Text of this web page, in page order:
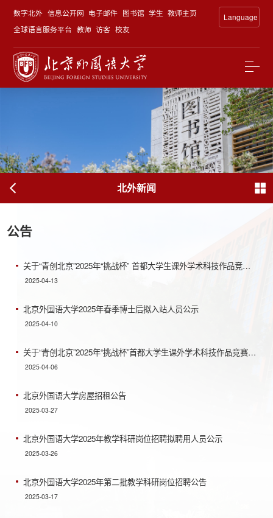
数字北外 信息公开网 电子邮件 图书馆 学生 教师主页
全球语言服务平台 教师 访客 校友
Language
北外新闻
公告
关于“青创北京”2025年“挑战杯” 首都大学生课外学术科技作品竞赛 “青聚AI”人工智能+专项赛道推...
2025-04-13
北京外国语大学2025年春季博士后拟入站人员公示
2025-04-10
关于“青创北京”2025年“挑战杯”首都大学生课外学术科技作品竞赛推荐作品的公示
2025-04-06
北京外国语大学房屋招租公告
2025-03-27
北京外国语大学2025年教学科研岗位招聘拟聘用人员公示
2025-03-26
北京外国语大学2025年第二批教学科研岗位招聘公告
2025-03-17